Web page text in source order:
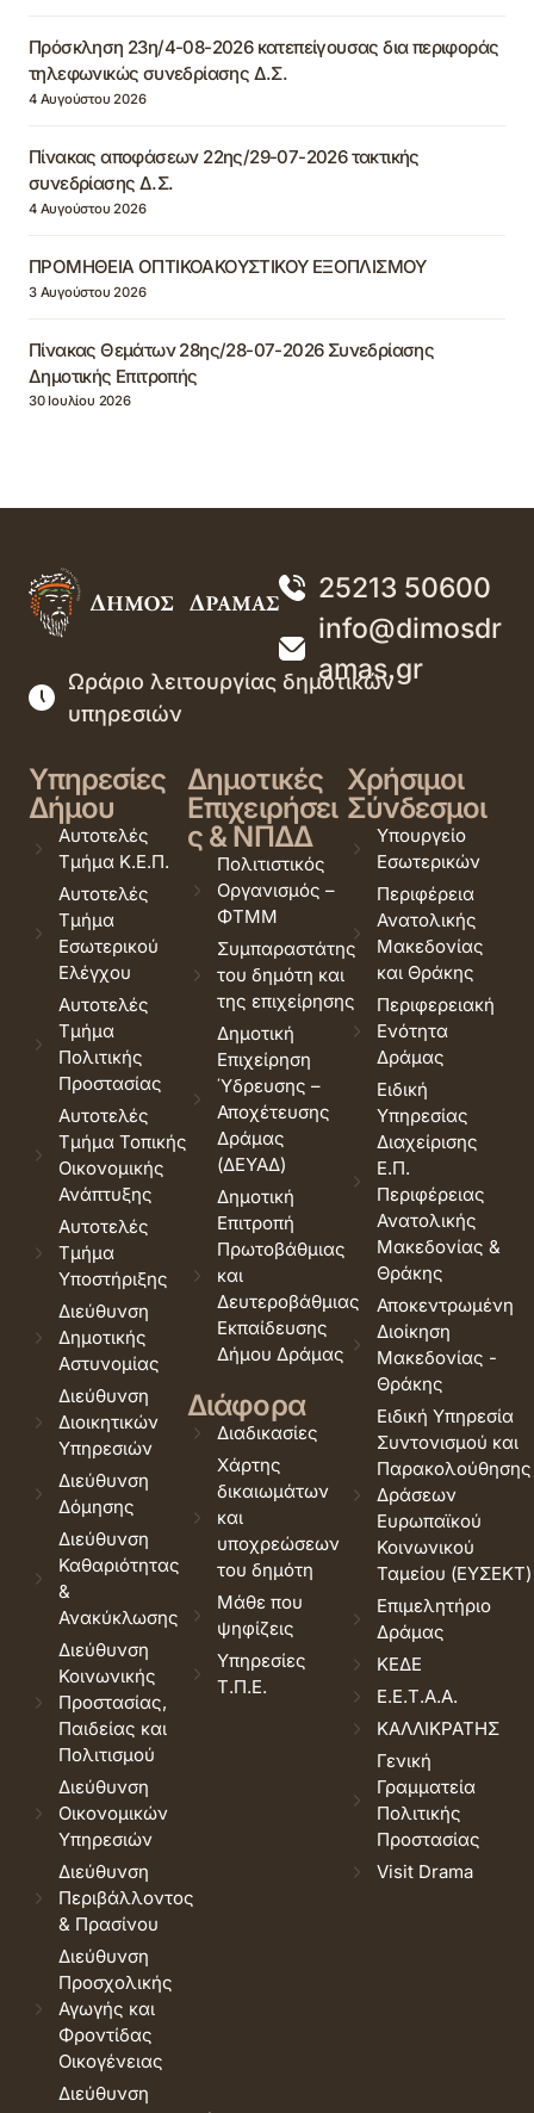
Πρόσκληση 23η/4-08-2026 κατεπείγουσας δια περιφοράς
τηλεφωνικώς συνεδρίασης Δ.Σ.
4 Αυγούστου 2026
Πίνακας αποφάσεων 22ης/29-07-2026 τακτικής
συνεδρίασης Δ.Σ.
4 Αυγούστου 2026
ΠΡΟΜΗΘΕΙΑ ΟΠΤΙΚΟΑΚΟΥΣΤΙΚΟΥ ΕΞΟΠΛΙΣΜΟΥ
3 Αυγούστου 2026
Πίνακας Θεμάτων 28ης/28-07-2026 Συνεδρίασης
Δημοτικής Επιτροπής
30 Ιουλίου 2026
25213 50600
info@dimosdr
amas.gr
Ωράριο λειτουργίας δημοτικών
υπηρεσιών
Υπηρεσίες
Δήμου
Αυτοτελές
Τμήμα Κ.Ε.Π.
Αυτοτελές
Τμήμα
Εσωτερικού
Ελέγχου
Αυτοτελές
Τμήμα
Πολιτικής
Προστασίας
Αυτοτελές
Τμήμα Τοπικής
Οικονομικής
Ανάπτυξης
Αυτοτελές
Τμήμα
Υποστήριξης
Διεύθυνση
Δημοτικής
Αστυνομίας
Διεύθυνση
Διοικητικών
Υπηρεσιών
Διεύθυνση
Δόμησης
Διεύθυνση
Καθαριότητας
&
Ανακύκλωσης
Διεύθυνση
Κοινωνικής
Προστασίας,
Παιδείας και
Πολιτισμού
Διεύθυνση
Οικονομικών
Υπηρεσιών
Διεύθυνση
Περιβάλλοντος
& Πρασίνου
Διεύθυνση
Προσχολικής
Αγωγής και
Φροντίδας
Οικογένειας
Διεύθυνση
Δημοτικές
Επιχειρήσει
ς & ΝΠΔΔ
Πολιτιστικός
Οργανισμός –
ΦΤΜΜ
Συμπαραστάτης
του δημότη και
της επιχείρησης
Δημοτική
Επιχείρηση
Ύδρευσης –
Αποχέτευσης
Δράμας
(ΔΕΥΑΔ)
Δημοτική
Επιτροπή
Πρωτοβάθμιας
και
Δευτεροβάθμιας
Εκπαίδευσης
Δήμου Δράμας
Διάφορα
Διαδικασίες
Χάρτης
δικαιωμάτων
και
υποχρεώσεων
του δημότη
Μάθε που
ψηφίζεις
Υπηρεσίες
Τ.Π.Ε.
Χρήσιμοι
Σύνδεσμοι
Υπουργείο
Εσωτερικών
Περιφέρεια
Ανατολικής
Μακεδονίας
και Θράκης
Περιφερειακή
Ενότητα
Δράμας
Ειδική
Υπηρεσίας
Διαχείρισης
Ε.Π.
Περιφέρειας
Ανατολικής
Μακεδονίας &
Θράκης
Αποκεντρωμένη
Διοίκηση
Μακεδονίας -
Θράκης
Ειδική Υπηρεσία
Συντονισμού και
Παρακολούθησης
Δράσεων
Ευρωπαϊκού
Κοινωνικού
Ταμείου (ΕΥΣΕΚΤ)
Επιμελητήριο
Δράμας
ΚΕΔΕ
Ε.Ε.Τ.Α.Α.
ΚΑΛΛΙΚΡΑΤΗΣ
Γενική
Γραμματεία
Πολιτικής
Προστασίας
Visit Drama